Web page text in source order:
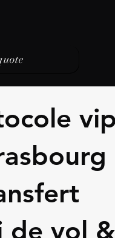
vip
de vol &